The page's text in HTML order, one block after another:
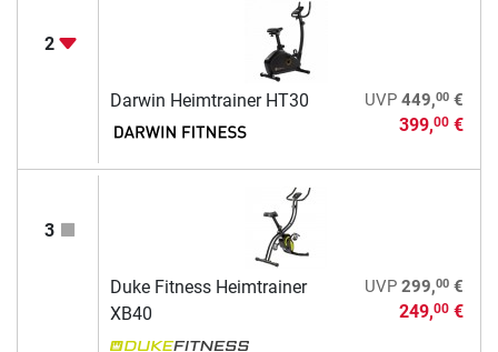
2
Darwin Heimtrainer HT30 UVP 449,00€
399,00€
3
Duke Fitness Heimtrainer
XB40
UVP 299,00€
249,00€